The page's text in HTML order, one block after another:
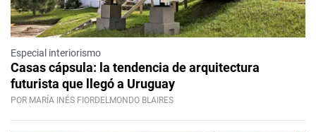
Especial interiorismo
Casas cápsula: la tendencia de arquitectura
futurista que llegó a Uruguay
POR MARÍA INÉS FIORDELMONDO BLAIRES